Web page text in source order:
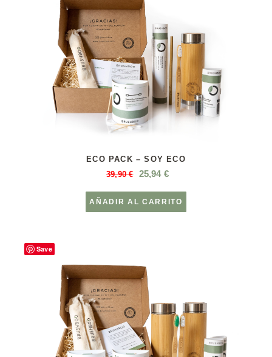
ECO PACK – SOY ECO
39,90€ 25,94 €
AÑADIR AL CARRITO
Save